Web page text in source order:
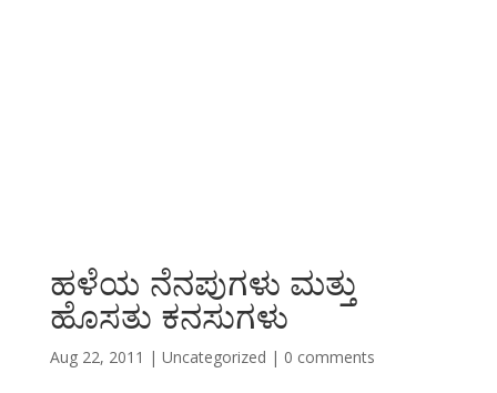
ಹಳೆಯ ನೆನಪುಗಳು ಮತ್ತು
ಹೊಸತು ಕನಸುಗಳು
Aug 22, 2011 | Uncategorized | 0 comments